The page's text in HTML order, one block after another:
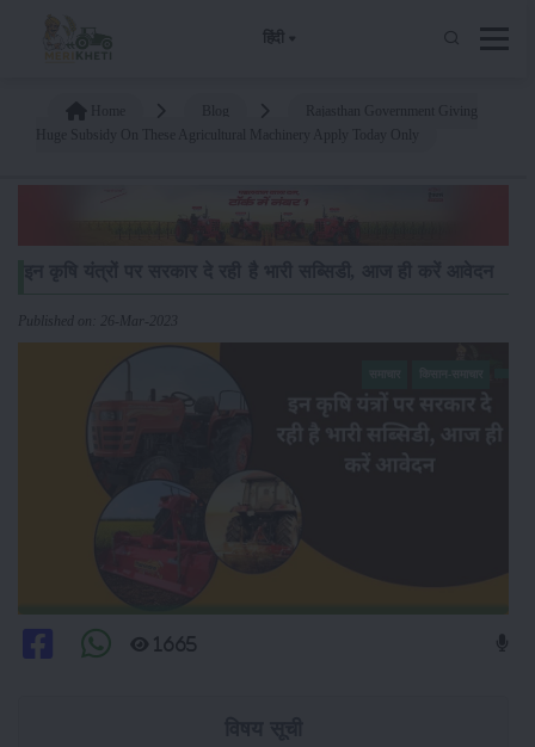
हिंदी
Published on: 26-Mar-2023
1665